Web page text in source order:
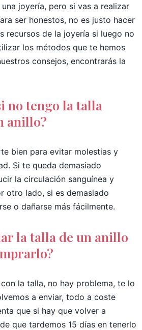
joyería, pero si vas a realizar
ser honestos, no es justo hacer
recursos de la joyería si luego no
los métodos que te hemos
consejos, encontrarás la
no tengo la talla
anillo?
bien para evitar molestias y
Si te queda demasiado
la circulación sanguínea y
otro lado, si es demasiado
o dañarse más fácilmente.
la talla de un anillo
la talla, no hay problema, te lo
a enviar, todo a coste
que si hay que volver a
que tardemos 15 días en tenerlo